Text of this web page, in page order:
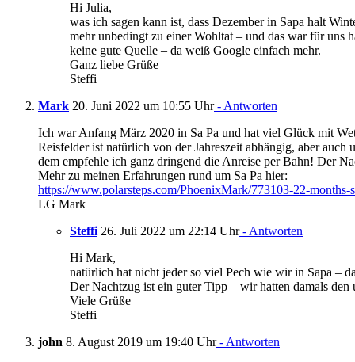
Hi Julia,
was ich sagen kann ist, dass Dezember in Sapa halt
mehr unbedingt zu einer Wohltat – und das war für uns
keine gute Quelle – da weiß Google einfach mehr.
Ganz liebe Grüße
Steffi
Mark 20. Juni 2022 um 10:55 Uhr- Antworten
Ich war Anfang März 2020 in Sa Pa und hat viel Glück mit
Reisfelder ist natürlich von der Jahreszeit abhängig, aber
dem empfehle ich ganz dringend die Anreise per Bahn! Der
Mehr zu meinen Erfahrungen rund um Sa Pa hier:
https://www.polarsteps.com/PhoenixMark/773103-22-months-
LG Mark
Steffi 26. Juli 2022 um 22:14 Uhr- Antworten
Hi Mark,
natürlich hat nicht jeder so viel Pech wie wir in Sapa –
Der Nachtzug ist ein guter Tipp – wir hatten damals
Viele Grüße
Steffi
john 8. August 2019 um 19:40 Uhr- Antworten